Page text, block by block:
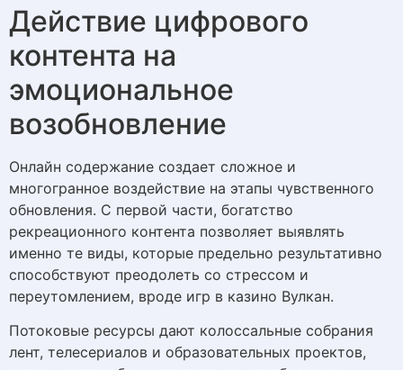
Действие цифрового
контента на
эмоциональное
возобновление
Онлайн содержание создает сложное и
многогранное воздействие на этапы чувственного
обновления. С первой части, богатство
рекреационного контента позволяет выявлять
именно те виды, которые предельно результативно
способствуют преодолеть со стрессом и
переутомлением, вроде игр в казино Вулкан.
Потоковые ресурсы дают колоссальные собрания
лент, телесериалов и образовательных проектов,